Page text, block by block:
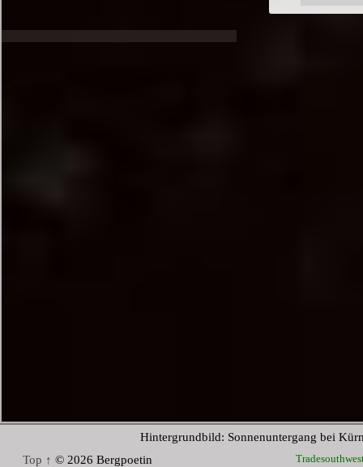
Hintergrundbild: Sonnenuntergang bei
Top ↑ © 2026 Bergpoetin